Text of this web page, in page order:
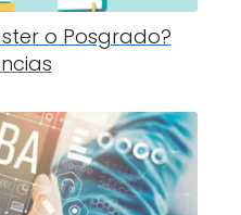
o Posgrado?